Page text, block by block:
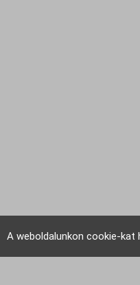
A weboldalunkon cookie-kat